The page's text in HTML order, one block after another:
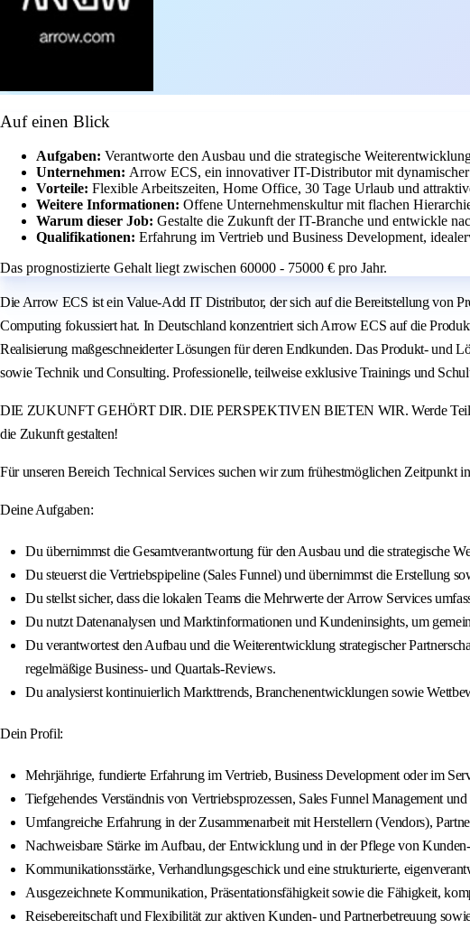
Auf einen Blick
Aufgaben: Verantworte den Ausbau und die strategische
Unternehmen: Arrow ECS, ein innovativer IT-Distributor mit
Vorteile: Flexible Arbeitszeiten, Home Office, 30 Tage Urlaub und
Weitere Informationen: Offene Unternehmenskultur mit flachen
Warum dieser Job: Gestalte die Zukunft der IT-Branche und entwickle
Qualifikationen: Erfahrung im Vertrieb und Business Development,
Das prognostizierte Gehalt liegt zwischen 60000 - 75000 € pro Jahr.
Die Arrow ECS ist ein Value-Add IT Distributor, der sich auf die Bereitstellung von
Computing fokussiert hat. In Deutschland konzentriert sich Arrow ECS auf die
Realisierung maßgeschneiderter Lösungen für deren Endkunden. Das Produkt-
sowie Technik und Consulting. Professionelle, teilweise exklusive Trainings und
DIE ZUKUNFT GEHÖRT DIR. DIE PERSPEKTIVEN BIETEN WIR. Werde Teil
die Zukunft gestalten!
Für unseren Bereich Technical Services suchen wir zum frühestmöglichen
Deine Aufgaben:
Du übernimmst die Gesamtverantwortung für den Ausbau und die strategische
Du steuerst die Vertriebspipeline (Sales Funnel) und übernimmst die Erstellung
Du stellst sicher, dass die lokalen Teams die Mehrwerte der Arrow Services
Du nutzt Datenanalysen und Marktinformationen und Kundeninsights, um
Du verantwortest den Aufbau und die Weiterentwicklung strategischer
regelmäßige Business- und Quartals-Reviews.
Du analysierst kontinuierlich Markttrends, Branchenentwicklungen sowie
Dein Profil:
Mehrjährige, fundierte Erfahrung im Vertrieb, Business Development oder im
Tiefgehendes Verständnis von Vertriebsprozessen, Sales Funnel Management
Umfangreiche Erfahrung in der Zusammenarbeit mit Herstellern (Vendors),
Nachweisbare Stärke im Aufbau, der Entwicklung und in der Pflege von
Kommunikationsstärke, Verhandlungsgeschick und eine strukturierte,
Ausgezeichnete Kommunikation, Präsentationsfähigkeit sowie die Fähigkeit,
Reisebereitschaft und Flexibilität zur aktiven Kunden- und Partnerbetreuung